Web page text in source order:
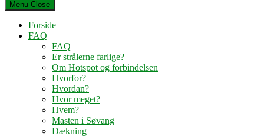
Menu Close
Forside
FAQ
FAQ
Er strålerne farlige?
Om Hotspot og forbindelsen
Hvorfor?
Hvordan?
Hvor meget?
Hvem?
Masten i Søvang
Dækning